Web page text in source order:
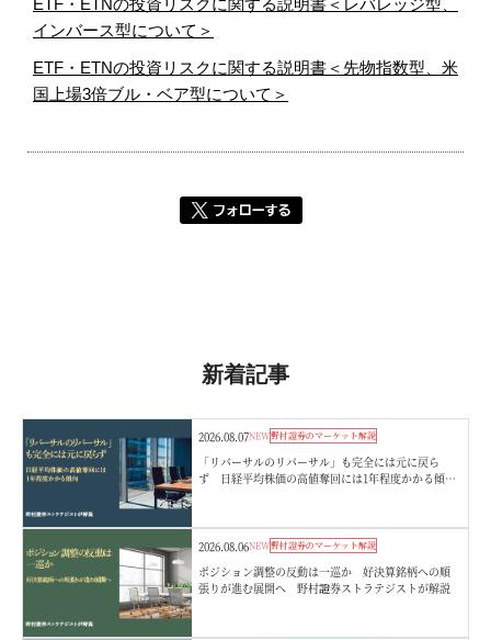
インバース型について＞
ETF・ETNの投資リスクに関する説明書＜先物指数型、米
国上場3倍ブル・ベア型について＞
新着記事
2026.08.07NEW野村證券のマーケット解説
「リバーサルのリバーサル」も完全には元に戻ら
ず 日経平均株価の高値奪回には1年程度かかる傾
2026.08.06NEW野村證券のマーケット解説
ポジション調整の反動は一巡か 好決算銘柄への順
張りが進む展開へ 野村證券ストラテジストが解説